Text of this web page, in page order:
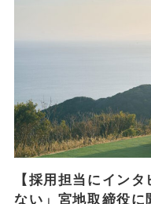
【採用担当にイン
ない」宮地取締役に